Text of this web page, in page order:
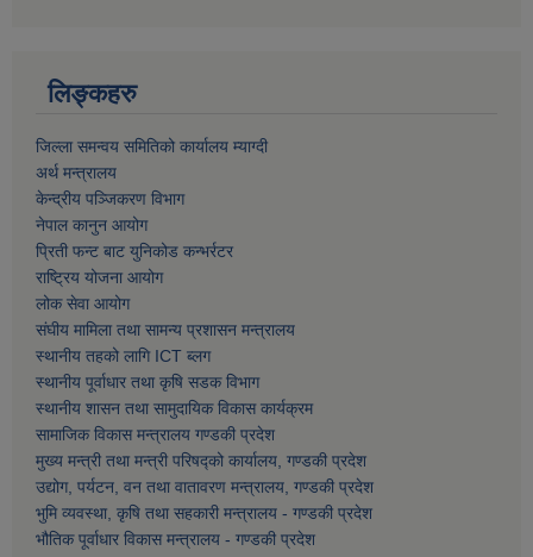
लिङ्कहरु
जिल्ला समन्वय समितिको कार्यालय म्याग्दी
अर्थ मन्त्रालय
केन्द्रीय पञ्जिकरण विभाग
नेपाल कानुन आयोग
प्रिती फन्ट बाट युनिकोड कन्भर्रटर
राष्ट्रिय योजना आयोग
लोक सेवा आयोग
संघीय मामिला तथा सामन्य प्रशासन मन्त्रालय
स्थानीय तहको लागि ICT ब्लग
स्थानीय पूर्वाधार तथा कृषि सडक विभाग
स्थानीय शासन तथा सामुदायिक विकास कार्यक्रम
सामाजिक विकास मन्त्रालय गण्डकी प्रदेश
मुख्य मन्त्री तथा मन्त्री परिषद्को कार्यालय, गण्डकी प्रदेश
उद्योग, पर्यटन, वन तथा वातावरण मन्त्रालय, गण्डकी प्रदेश
भुमि व्यवस्था, कृषि तथा सहकारी मन्त्रालय - गण्डकी प्रदेश
भौतिक पूर्वाधार विकास मन्त्रालय - गण्डकी प्रदेश